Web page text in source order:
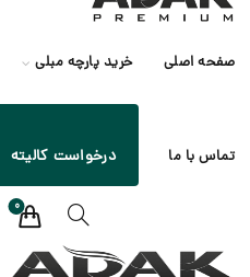
صفحه اصلی خرید پارچه مبلی
تماس با ما درخواست کالیته
0